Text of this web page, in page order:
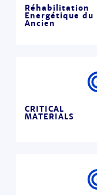
Réhabilitation
Energétique du
Ancien
CRITICAL
MATERIALS